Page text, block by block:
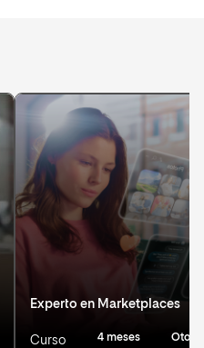
Experto en Marketplaces
Curso 4 meses Otoño